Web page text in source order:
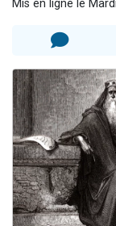
Mis en ligne le